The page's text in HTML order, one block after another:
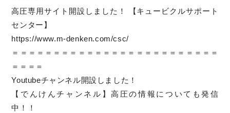
高圧専用サイト開設しました！ 【キュービクルサポート
センター】
https://www.m-denken.com/csc/
＝＝＝＝＝＝＝＝＝＝＝＝＝＝＝＝＝＝＝＝＝＝＝＝＝
＝＝＝＝
Youtubeチャンネル開設しました！
【でんけんチャンネル】高圧の情報についても発信
中！！